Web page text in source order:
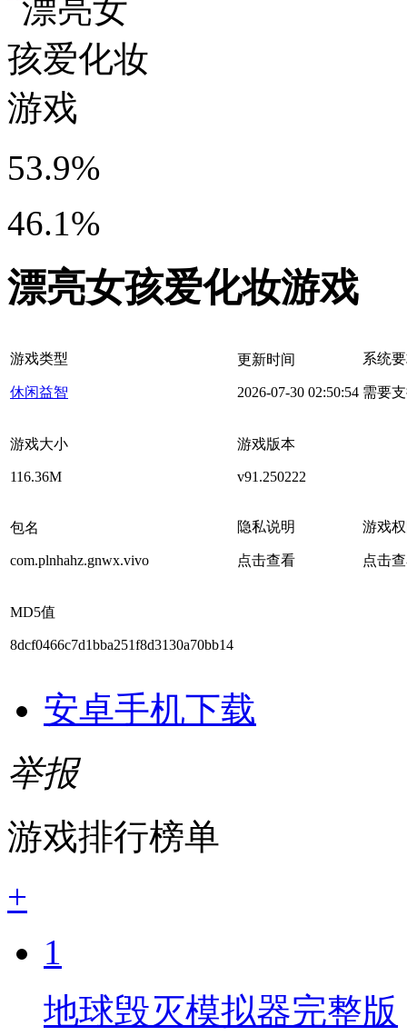
53.9%
46.1%
漂亮女孩爱化妆游戏
游戏类型
休闲益智
更新时间
2026-07-30 02:50:54
系统
需要
游戏大小
116.36M
游戏版本
v91.250222
包名
com.plnhahz.gnwx.vivo
隐私说明
点击查看
游戏
点击
MD5值
8dcf0466c7d1bba251f8d3130a70bb14
安卓手机下载
举报
游戏排行榜单
+
1
地球毁灭模拟器完整版